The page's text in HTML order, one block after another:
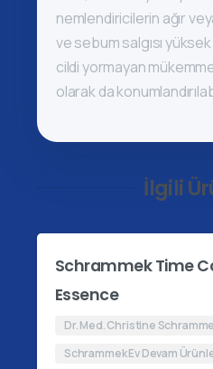
nemlendiricilerin ağır
ve sebum salgısı
cildi yormayan
olarak da
İlgili
Schrammek Time
Essence
Dr. Med. Christine
Schrammek Ev Devam